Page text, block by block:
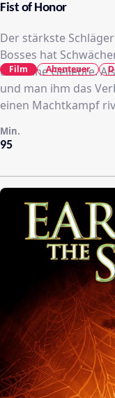
Fist of Honor
Der stärkste
Bosses hat
um seine Geliebte.
und man ihm das
einen Machtkampf
95
Min.
Film Abenteuer